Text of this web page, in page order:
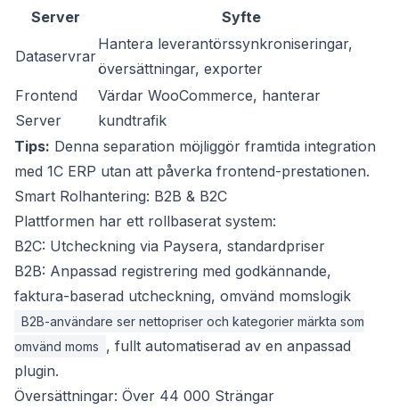
Server Syfte
Dataservrar
Hantera leverantörssynkroniseringar,
översättningar, exporter
Frontend
Server
Värdar WooCommerce, hanterar
kundtrafik
Tips: Denna separation möjliggör framtida integration
med 1C ERP utan att påverka frontend-prestationen.
Smart Rolhantering: B2B & B2C
Plattformen har ett rollbaserat system:
B2C: Utcheckning via Paysera, standardpriser
B2B: Anpassad registrering med godkännande,
faktura-baserad utcheckning, omvänd momslogik
B2B-användare ser nettopriser och kategorier märkta som
omvänd moms , fullt automatiserad av en anpassad
plugin.
Översättningar: Över 44 000 Strängar